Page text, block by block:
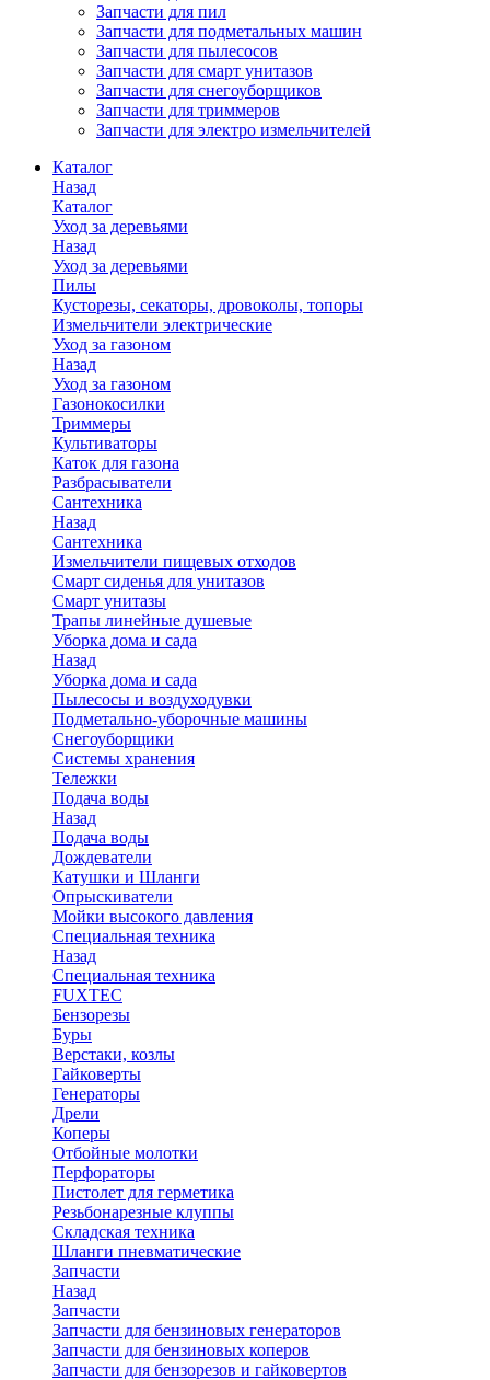
Запчасти для пил
Запчасти для подметальных машин
Запчасти для пылесосов
Запчасти для смарт унитазов
Запчасти для снегоуборщиков
Запчасти для триммеров
Запчасти для электро измельчителей
Каталог
Назад
Каталог
Уход за деревьями
Назад
Уход за деревьями
Пилы
Кусторезы, секаторы, дровоколы, топоры
Измельчители электрические
Уход за газоном
Назад
Уход за газоном
Газонокосилки
Триммеры
Культиваторы
Каток для газона
Разбрасыватели
Сантехника
Назад
Сантехника
Измельчители пищевых отходов
Смарт сиденья для унитазов
Смарт унитазы
Трапы линейные душевые
Уборка дома и сада
Назад
Уборка дома и сада
Пылесосы и воздуходувки
Подметально-уборочные машины
Снегоуборщики
Системы хранения
Тележки
Подача воды
Назад
Подача воды
Дождеватели
Катушки и Шланги
Опрыскиватели
Мойки высокого давления
Специальная техника
Назад
Специальная техника
FUXTEC
Бензорезы
Буры
Верстаки, козлы
Гайковерты
Генераторы
Дрели
Коперы
Отбойные молотки
Перфораторы
Пистолет для герметика
Резьбонарезные клуппы
Складская техника
Шланги пневматические
Запчасти
Назад
Запчасти
Запчасти для бензиновых генераторов
Запчасти для бензиновых коперов
Запчасти для бензорезов и гайковертов